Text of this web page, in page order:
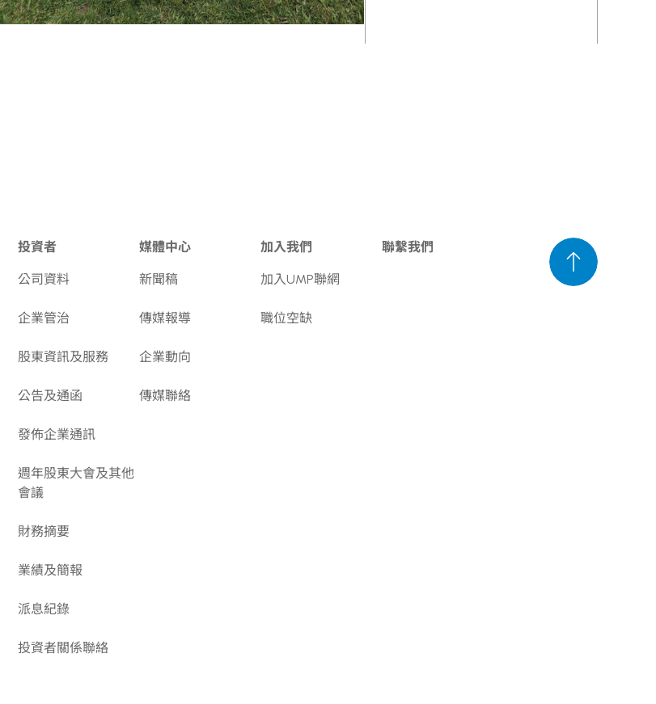
投資者
公司資料
企業管治
股東資訊及服務
公告及通函
發佈企業通訊
週年股東大會及其他
會議
財務摘要
業績及簡報
派息紀錄
投資者關係聯絡
媒體中心
新聞稿
傳媒報導
企業動向
傳媒聯絡
加入我們
加入UMP聯網
職位空缺
聯繫我們